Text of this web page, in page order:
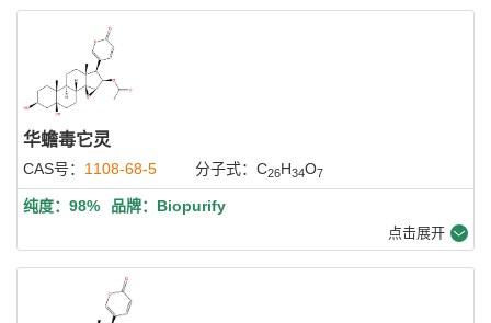
华蟾毒它灵
CAS号： 1108-68-5 分子式：C26H34O7
纯度：98% 品牌：Biopurify
点击展开